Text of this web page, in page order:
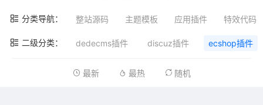
分类导航： 整站源码 主题模板 应用插件 特效代码
二级分类： dedecms插件 discuz插件 ecshop插件
最新 最热 随机